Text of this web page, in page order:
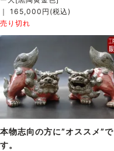
｜ 165,000円(税込)
売り切れ
本物志向の方に”オススメ”で
す。